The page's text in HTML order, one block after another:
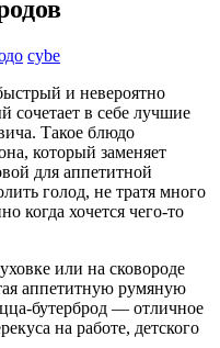
cybe
и невероятно
сочетает в себе лучшие
Такое блюдо
который заменяет
для аппетитной
голод, не тратя много
когда хочется чего-то
или на сковороде
аппетитную румяную
бутерброд — отличное
на работе, детского